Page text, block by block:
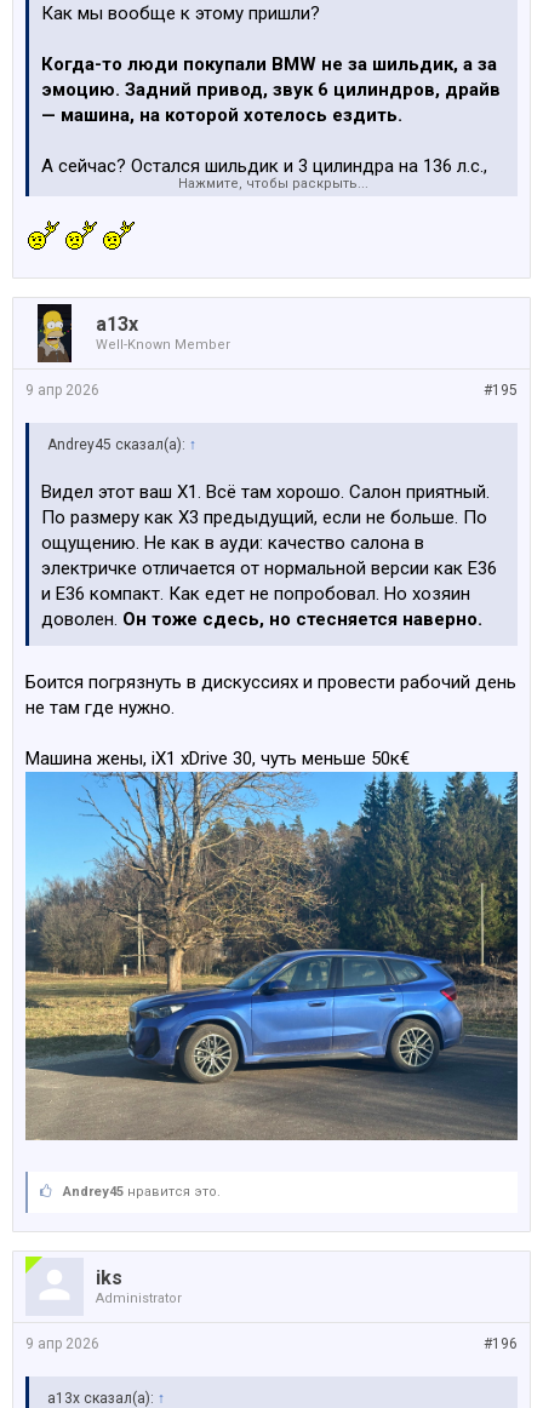
Как мы вообще к этому пришли?
Когда-то люди покупали BMW не за шильдик, а за
эмоцию. Задний привод, звук 6 цилиндров, драйв
— машина, на которой хотелось ездить.
А сейчас? Остался шильдик и 3 цилиндра на 136 л.с.,
мотор поперек и передний привод. Вот и вся
философия. Чем он еще отличается теперь от Опеля
или Пежо?
Поэтому сейчас, выбирая семейный паркетник в
бюджете 50к, что мне выбрать? 136 л.с. я не хочу, уж
простите.
Нажмите, чтобы раскрыть...
a13x
Well-Known Member
#195
9 апр 2026
Andrey45 сказал(а): ↑
Видел этот ваш Х1. Всё там хорошо. Салон приятный.
По размеру как Х3 предыдущий, если не больше. По
ощущению. Не как в ауди: качество салона в
электричке отличается от нормальной версии как Е36
и Е36 компакт. Как едет не попробовал. Но хозяин
доволен. Он тоже сдесь, но стесняется наверно.
Боится погрязнуть в дискуссиях и провести рабочий день
не там где нужно.
Машина жены, iX1 xDrive 30, чуть меньше 50к€
Andrey45 нравится это.
iks
Administrator
#196
9 апр 2026
a13x сказал(а): ↑